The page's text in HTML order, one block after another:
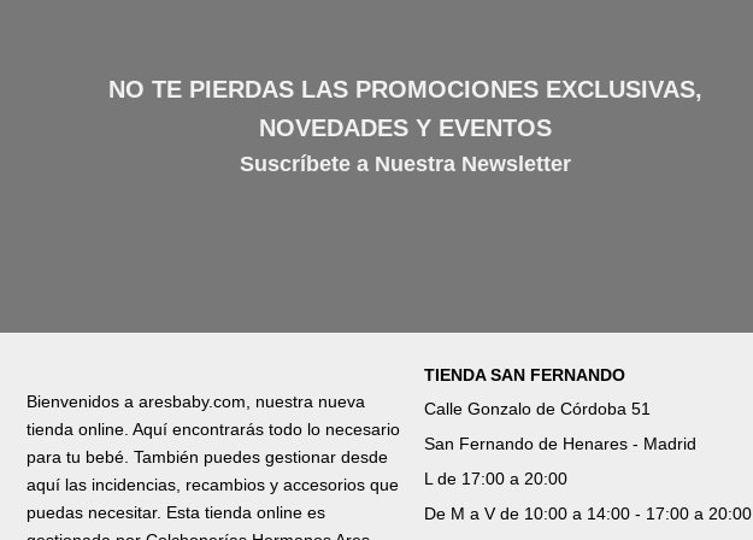
NO TE PIERDAS LAS PROMOCIONES EXCLUSIVAS,
NOVEDADES Y EVENTOS
Suscríbete a Nuestra Newsletter
Bienvenidos a aresbaby.com, nuestra nueva
tienda online. Aquí encontrarás todo lo necesario
para tu bebé. También puedes gestionar desde
aquí las incidencias, recambios y accesorios que
puedas necesitar. Esta tienda online es
TIENDA SAN FERNANDO
Calle Gonzalo de Córdoba 51
San Fernando de Henares - Madrid
L de 17:00 a 20:00
De M a V de 10:00 a 14:00 - 17:00 a 20:00